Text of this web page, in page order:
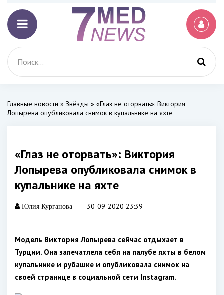
Главные новости » Звёзды » «Глаз не оторвать»: Виктория
Лопырева опубликовала снимок в купальнике на яхте
«Глаз не оторвать»: Виктория
Лопырева опубликовала снимок в
купальнике на яхте
Юлия Курганова 30-09-2020 23:39
Модель Виктория Лопырева сейчас отдыхает в
Турции. Она запечатлела себя на палубе яхты в белом
купальнике и рубашке и опубликовала снимок на
своей странице в социальной сети Instagram.